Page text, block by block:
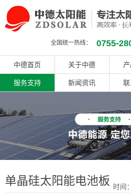
全国统一热线： 0755-
中德首页 关于中德
服务支持 新闻资讯
单晶硅太阳能电池板 时间